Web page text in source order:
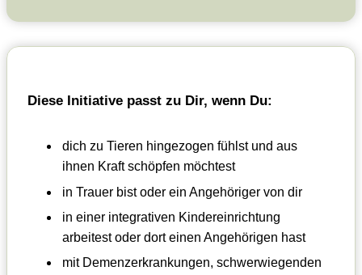
Diese Initiative passt zu Dir, wenn Du:
dich zu Tieren hingezogen fühlst und aus
ihnen Kraft schöpfen möchtest
in Trauer bist oder ein Angehöriger von dir
in einer integrativen Kindereinrichtung
arbeitest oder dort einen Angehörigen hast
mit Demenzerkrankungen, schwerwiegenden